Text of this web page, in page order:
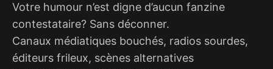
Votre humour n’est digne d’aucun fanzine
contestataire? Sans déconner.
Canaux médiatiques bouchés, radios sourdes,
éditeurs frileux, scènes alternatives